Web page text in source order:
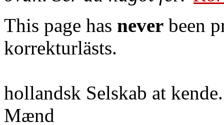
This page has never been
korrekturlästs.
hollandsk Selskab at
Mænd